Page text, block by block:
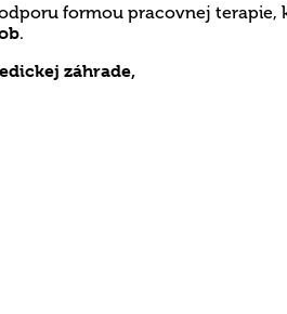
formou pracovnej terapie,
.
záhrade,